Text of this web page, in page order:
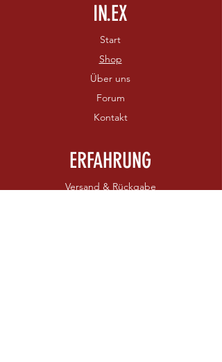
IN.EX
Start
Shop
Über uns
Forum
Kontakt
ERFAHRUNG
Versand & Rückgabe